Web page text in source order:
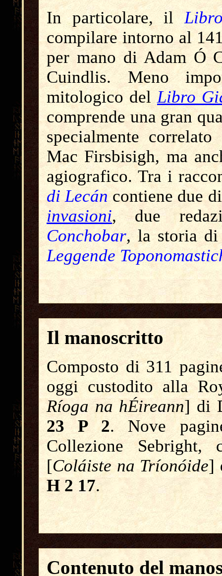
In particolare, il
compilare intorno al
per mano di Adam Ó
Cuindlis. Meno
mitologico delLibro
comprende una gran
specialmente
Mac Firsbisigh, ma
agiografico.Tra i
di Lecáncontiene due
invasioni, due
Conchobar, la storia
Leggende
Il manoscritto
Composto di 311
oggi custodito alla
Ríoga na hÉireann] di
23 P 2. Nove
Collezione Sebright,
[Coláiste na Tríonóide]
H 2 17.
Contenuto del